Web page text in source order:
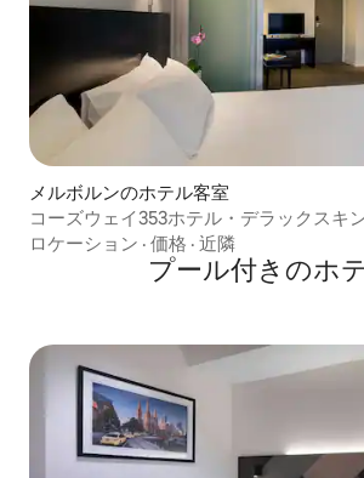
メルボルンのホテル客室
コーズウェイ353ホテル・デラックスキ
ロケーション · 価格 · 近隣
プール付きのホ⁠